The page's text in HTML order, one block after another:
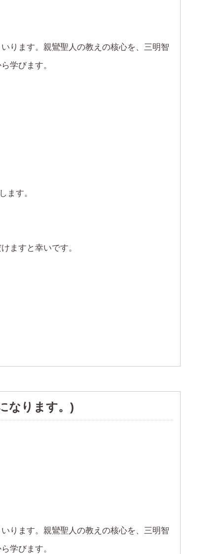
ります。親鸞聖人の教えの核心を、三明智
学びます。
ます。
ますと幸いです。
なります。)
ります。親鸞聖人の教えの核心を、三明智
学びます。